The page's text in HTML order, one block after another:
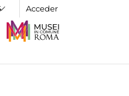
Acceder